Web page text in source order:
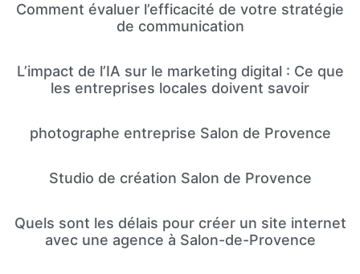
Comment évaluer l’efficacité de votre stratégie
de communication
L’impact de l’IA sur le marketing digital : Ce que
les entreprises locales doivent savoir
photographe entreprise Salon de Provence
Studio de création Salon de Provence
Quels sont les délais pour créer un site internet
avec une agence à Salon-de-Provence